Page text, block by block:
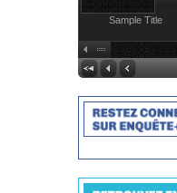
Sample Title